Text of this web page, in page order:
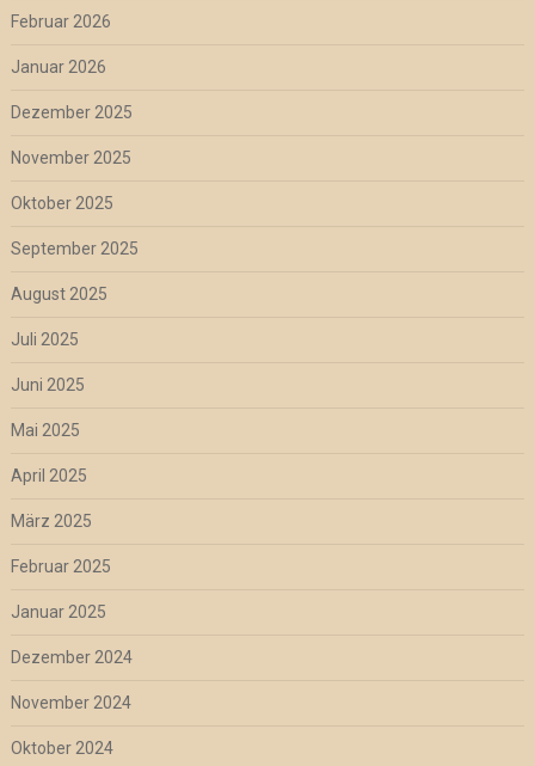
Februar 2026
Januar 2026
Dezember 2025
November 2025
Oktober 2025
September 2025
August 2025
Juli 2025
Juni 2025
Mai 2025
April 2025
März 2025
Februar 2025
Januar 2025
Dezember 2024
November 2024
Oktober 2024